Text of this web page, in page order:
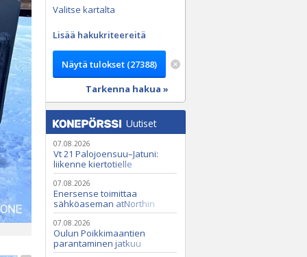
Valitse kartalta
Lisää hakukriteereitä
Tarkenna hakua »
Uutiset
07.08.2026
Vt 21 Palojoensuu–Jatuni:
liikenne kiertotielle
Nunasjoen silloilla
07.08.2026
Enersense toimittaa
sähköaseman atNorthin
datakeskukseen
07.08.2026
Oulun Poikkimaantien
parantaminen jatkuu